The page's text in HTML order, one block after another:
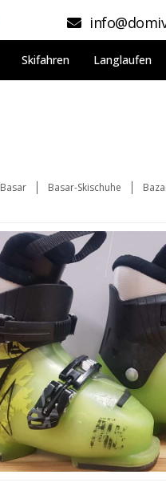
Skifahren Langlaufen
Basar Basar-Skischuhe